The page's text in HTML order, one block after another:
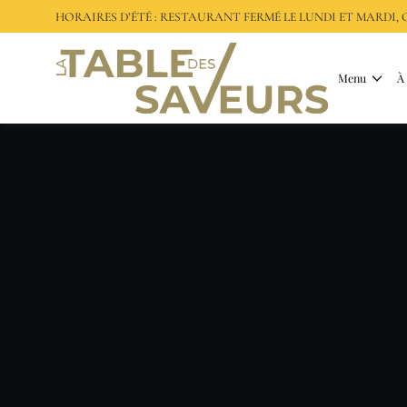
HORAIRES D’ÉTÉ : RESTAURANT FERMÉ LE LUNDI ET
Menu